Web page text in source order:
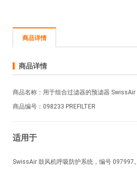
商品详情
商品详情
商品名称：用于组合过滤器的预滤器 SwissAir
商品编号：098233 PREFILTER
适用于
SwissAir 鼓风机呼吸防护系统，编号 097997。